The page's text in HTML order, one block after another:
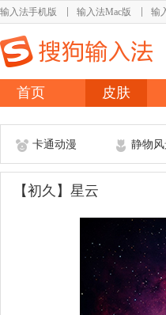
输入法手机版 输入法Mac版 输
首页 皮肤
卡通动漫 静物
【初久】星云